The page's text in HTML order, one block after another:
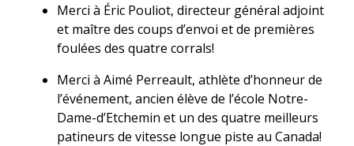
Merci à Éric Pouliot, directeur général adjoint
et maître des coups d’envoi et de premières
foulées des quatre corrals!
Merci à Aimé Perreault, athlète d’honneur de
l’événement, ancien élève de l’école Notre-
Dame-d’Etchemin et un des quatre meilleurs
patineurs de vitesse longue piste au Canada!